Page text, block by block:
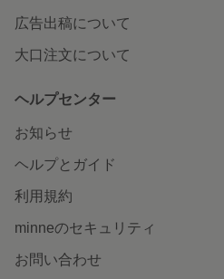
広告出稿について
大口注文について
ヘルプセンター
お知らせ
ヘルプとガイド
利用規約
minneのセキュリティ
お問い合わせ